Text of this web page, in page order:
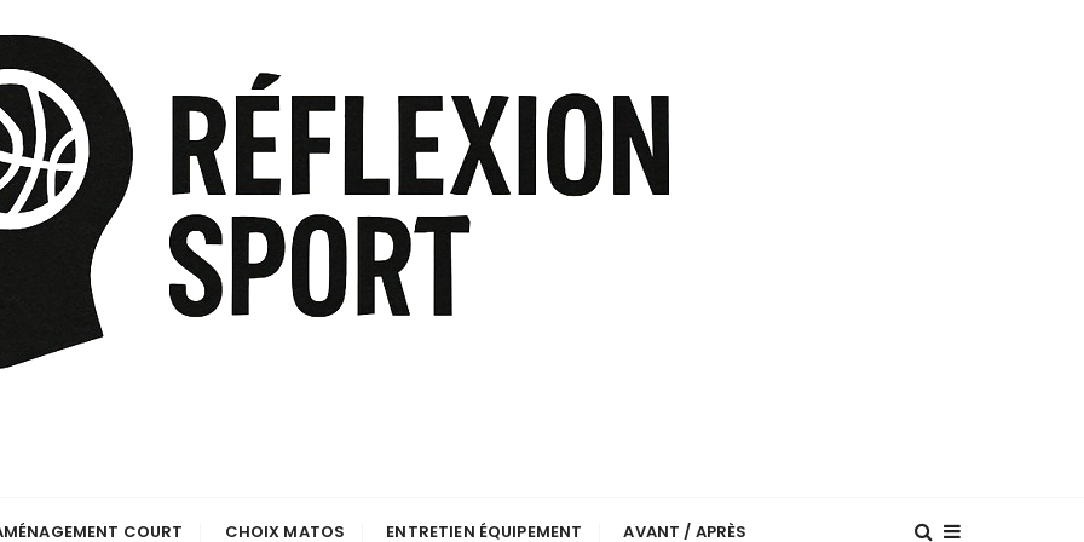
COURT CHOIX MATOS ENTRETIEN ÉQUIPEMENT AVANT / APRÈS